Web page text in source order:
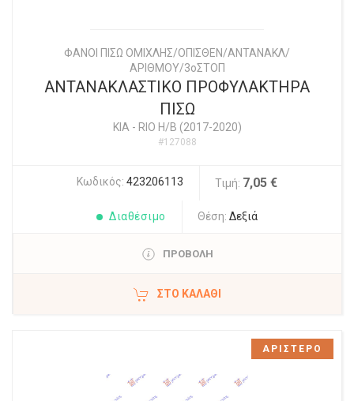
ΦΑΝΟΙ ΠΙΣΩ ΟΜΙΧΛΗΣ/ΟΠΙΣΘΕΝ/ΑΝΤΑΝΑΚΛ/
ΑΡΙΘΜΟΥ/3οΣΤΟΠ
ΑΝΤΑΝΑΚΛΑΣΤΙΚΟ ΠΡΟΦΥΛΑΚΤΗΡΑ
ΠΙΣΩ
KIA - RIO Η/Β (2017-2020)
#127088
Κωδικός: 423206113 Τιμή: 7,05 €
Διαθέσιμο Θέση: Δεξιά
ΠΡΟΒΟΛΗ
ΣΤΟ ΚΑΛΆΘΙ
ΑΡΙΣΤΕΡΟ